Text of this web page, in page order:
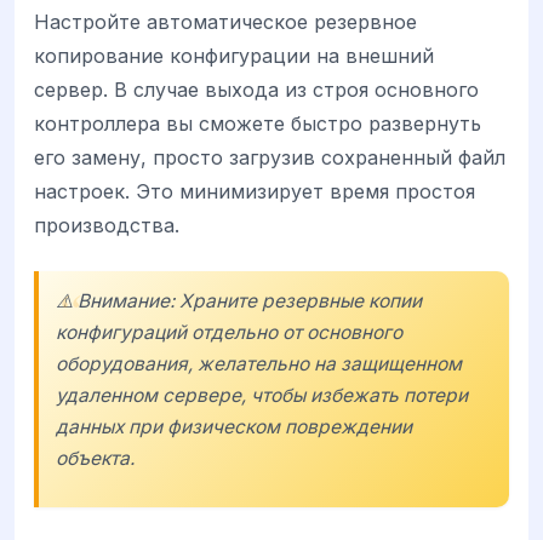
Настройте автоматическое резервное
копирование конфигурации на внешний
сервер. В случае выхода из строя основного
контроллера вы сможете быстро развернуть
его замену, просто загрузив сохраненный файл
настроек. Это минимизирует время простоя
производства.
⚠️ Внимание: Храните резервные копии
конфигураций отдельно от основного
оборудования, желательно на защищенном
удаленном сервере, чтобы избежать потери
данных при физическом повреждении
объекта.